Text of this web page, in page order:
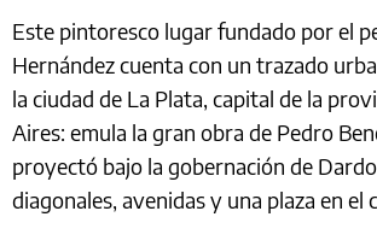
Este pintoresco lugar fundado por el
Hernández cuenta con un trazado
la ciudad de La Plata, capital de la
Aires: emula la gran obra de Pedro
proyectó bajo la gobernación de
diagonales, avenidas y una plaza en el